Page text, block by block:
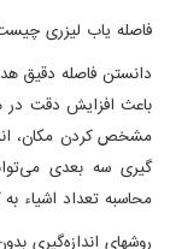
فاصله یاب لیزری
دانستن فاصله دقیق
باعث افزایش دقت در
مشخص کردن مکان،
گیری سه بعدی
محاسبه تعداد اشیاء